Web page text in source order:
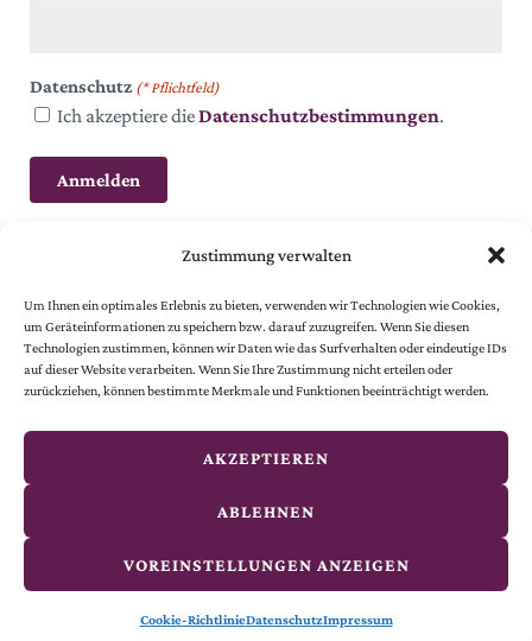
Zustimmung verwalten
Um Ihnen ein optimales Erlebnis zu bieten, verwenden wir Technologien wie Cookies,
um Geräteinformationen zu speichern bzw. darauf zuzugreifen. Wenn Sie diesen
Technologien zustimmen, können wir Daten wie das Surfverhalten oder eindeutige IDs
auf dieser Website verarbeiten. Wenn Sie Ihre Zustimmung nicht erteilen oder
zurückziehen, können bestimmte Merkmale und Funktionen beeinträchtigt werden.
AKZEPTIEREN
ABLEHNEN
VOREINSTELLUNGEN ANZEIGEN
Cookie-RichtlinieDatenschutzImpressum
Datenschutz (* Pflichtfeld)
Ich akzeptiere dieDatenschutzbestimmungen.
© 2024 Österreichische Gesellschaft vom Goldenen Kreuze.
Alle Rechte vorbehalten.
Cookie-Richtlinie (EU)